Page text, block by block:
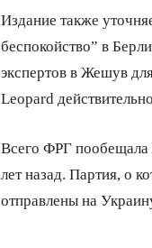
Издание также
беспокойство” в
экспертов в Жешув
Leopard
Всего ФРГ пообещала
лет назад. Партия, о
отправлены на